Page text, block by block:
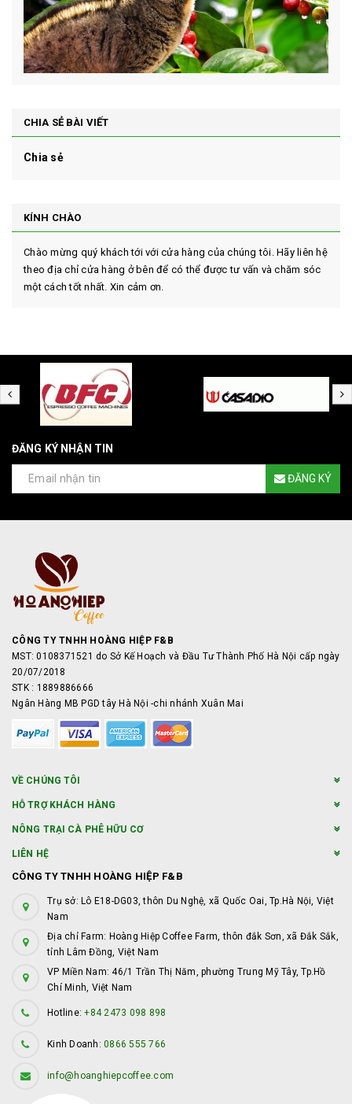
CHIA SẺ BÀI VIẾT
Chia sẻ
KÍNH CHÀO
Chào mừng quý khách tới với cửa hàng của chúng tôi. Hãy liên hệ
theo địa chỉ cửa hàng ở bên để có thể được tư vấn và chăm sóc
một cách tốt nhất. Xin cảm ơn.
ĐĂNG KÝ NHẬN TIN
ĐĂNG KÝ
CÔNG TY TNHH HOÀNG HIỆP F&B
MST: 0108371521 do Sở Kế Hoạch và Đầu Tư Thành Phố Hà Nội cấp ngày
20/07/2018
STK : 1889886666
Ngân Hàng MB PGD tây Hà Nội -chi nhánh Xuân Mai
VỀ CHÚNG TÔI
HỖ TRỢ KHÁCH HÀNG
NÔNG TRẠI CÀ PHÊ HỮU CƠ
LIÊN HỆ
CÔNG TY TNHH HOÀNG HIỆP F&B
Trụ sở: Lô E18-DG03, thôn Du Nghệ, xã Quốc Oai, Tp.Hà Nội, Việt
Nam
Địa chỉ Farm: Hoàng Hiệp Coffee Farm, thôn đắk Sơn, xã Đắk Sắk,
tỉnh Lâm Đồng, Việt Nam
VP Miền Nam: 46/1 Trần Thị Năm, phường Trung Mỹ Tây, Tp.Hồ
Chí Minh, Việt Nam
Hotline:+84 2473 098 898
Kinh Doanh: 0866 555 766
info@hoanghiepcoffee.com